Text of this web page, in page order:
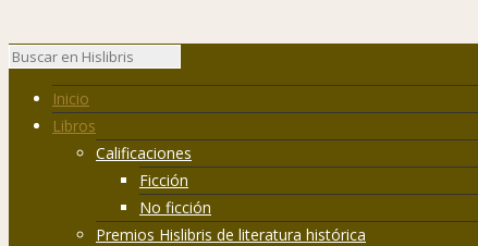
Inicio
Libros
Calificaciones
Ficción
No ficción
Premios Hislibris de literatura histórica